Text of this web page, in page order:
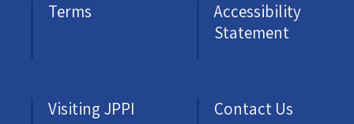
Terms
Accessibility
Statement
Visiting JPPI
Contact Us